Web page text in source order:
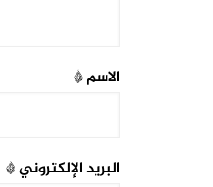
الاسم*
البريد الإلكتروني*